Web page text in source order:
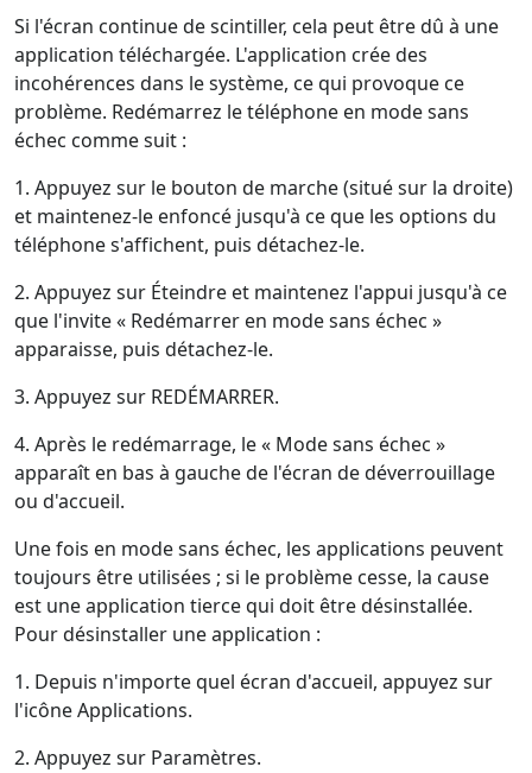
Si l'écran continue de scintiller, cela peut être dû à une
application téléchargée. L'application crée des
incohérences dans le système, ce qui provoque ce
problème. Redémarrez le téléphone en mode sans
échec comme suit :
1. Appuyez sur le bouton de marche (situé sur la droite)
et maintenez-le enfoncé jusqu'à ce que les options du
téléphone s'affichent, puis détachez-le.
2. Appuyez sur Éteindre et maintenez l'appui jusqu'à ce
que l'invite « Redémarrer en mode sans échec »
apparaisse, puis détachez-le.
3. Appuyez sur REDÉMARRER.
4. Après le redémarrage, le « Mode sans échec »
apparaît en bas à gauche de l'écran de déverrouillage
ou d'accueil.
Une fois en mode sans échec, les applications peuvent
toujours être utilisées ; si le problème cesse, la cause
est une application tierce qui doit être désinstallée.
Pour désinstaller une application :
1. Depuis n'importe quel écran d'accueil, appuyez sur
l'icône Applications.
2. Appuyez sur Paramètres.